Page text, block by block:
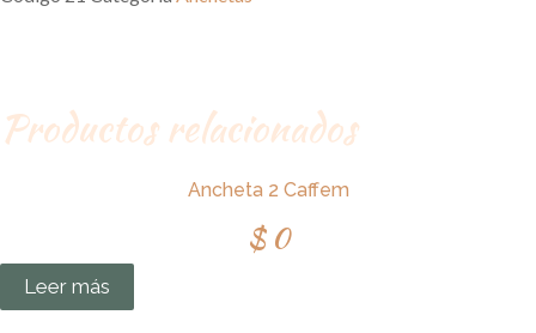
Productos relacionados
Ancheta 2 Caffem
$0
Leer más